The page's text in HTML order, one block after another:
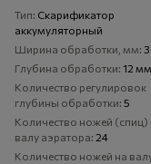
Тип Скарификатор
аккумуляторный
Ширина обработки, мм
Глубина обработки 12 мм
Количество регулировок
глубины обработки 5
Количество ножей (спиц)
валу аэратора 24
Количество ножей на